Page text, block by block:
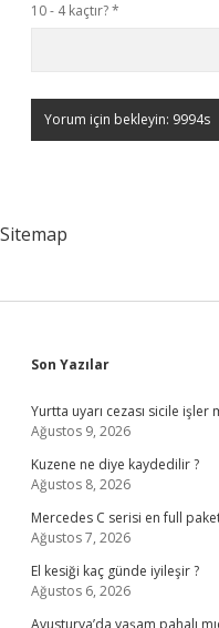
10 - 4 kaçtır?*
Sitemap
Sidebar
Son Yazılar
Yurtta uyarı cezası sicile işler
Ağustos 9, 2026
Kuzene ne diye kaydedilir ?
Ağustos 8, 2026
Mercedes C serisi en full
Ağustos 7, 2026
El kesiği kaç günde iyileşir ?
Ağustos 6, 2026
Avusturya’da yaşam pahalı